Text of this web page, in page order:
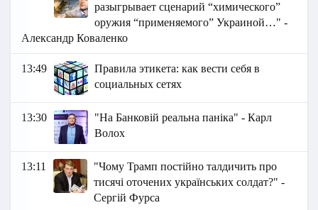
разыгрывает сценарий “химического”
оружия “применяемого” Украиной…" -
Александр Коваленко
13:49
Правила этикета: как вести себя в
социальных сетях
13:30
"На Банковій реальна паніка" - Карл
Волох
13:11
"Чому Трамп постійно талдичить про
тисячі оточених українських солдат?" -
Сергій Фурса